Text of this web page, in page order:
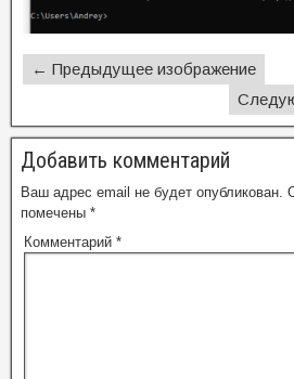
← Предыдущее изображение
Добавить комментарий
Ваш адрес email не будет опубликован.
помечены *
Комментарий *